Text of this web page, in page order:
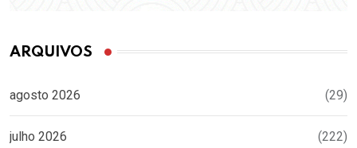
ARQUIVOS
agosto 2026 (29)
julho 2026 (222)